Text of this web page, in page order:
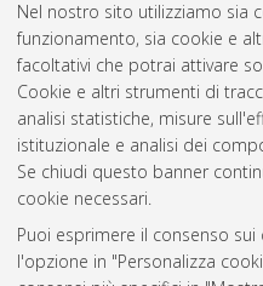
Nel nostro sito utilizziamo sia
funzionamento, sia cookie e
facoltativi che potrai attivare
Cookie e altri strumenti di
analisi statistiche, misure
istituzionale e analisi dei
Se chiudi questo banner
cookie necessari.
Puoi esprimere il consenso
l'opzione in "Personalizza
Alma Mater Studiorum
ricerca inSociologia e ricerca
10.48676/unibo/
Questa lista e' stata
Atom
Rss 1.0